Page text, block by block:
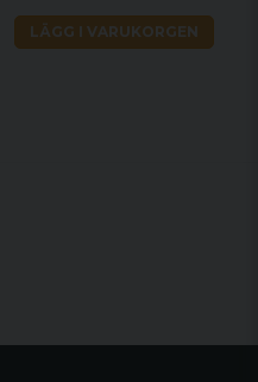
LÄGG I VARUKORGEN